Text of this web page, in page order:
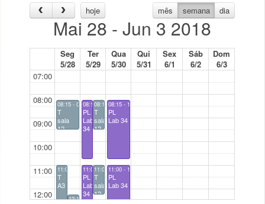
hoje mês semana dia
Mai 28 - Jun 3 2018
Seg
5/28
Ter
5/29
Qua
5/30
Qui
5/31
Sex
6/1
Sáb
6/2
Dom
6/3
07:00
08:00
09:00
10:00
11:00
12:00
08:15 - 09:30
T
sala
12
11:00 - 13:30
T
A3
12:15 - 13:30
08:15 - 10:45
PL
Lab
34
08:15 - 09:30
T
sala
12
11:00 - 13:30
PL
Lab
34
11:00 - 12:15
T
sala
12
08:15 - 10:45
PL
Lab 34
11:00 - 13:30
PL
Lab 34